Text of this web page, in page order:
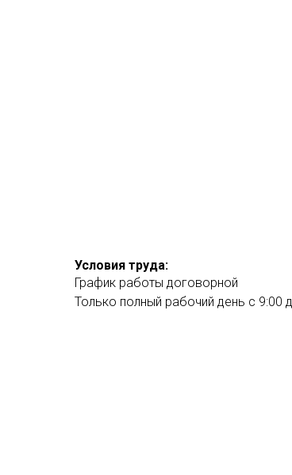
Условия труда:
График работы договорной
Только полный рабочий день с 9:00